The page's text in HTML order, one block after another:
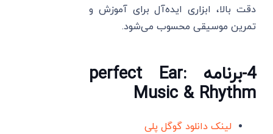
دقت بالا، ابزاری ایده‌آل برای آموزش و
تمرین موسیقی محسوب می‌شود.
4-برنامه perfect Ear:
Music & Rhythm
لینک دانلود گوگل پلی